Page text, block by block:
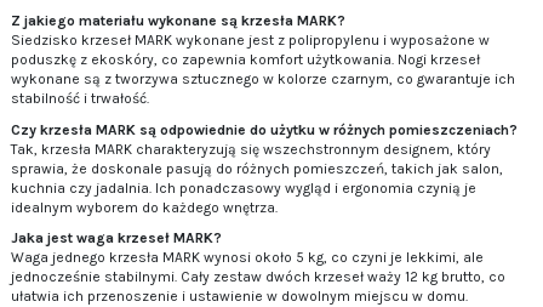
Z jakiego materiału wykonane są krzesła MARK?
Siedzisko krzeseł MARK wykonane jest z polipropylenu i wyposażone w
poduszkę z ekoskóry, co zapewnia komfort użytkowania. Nogi krzeseł
wykonane są z tworzywa sztucznego w kolorze czarnym, co gwarantuje ich
stabilność i trwałość.
Czy krzesła MARK są odpowiednie do użytku w różnych pomieszczeniach?
Tak, krzesła MARK charakteryzują się wszechstronnym designem, który
sprawia, że doskonale pasują do różnych pomieszczeń, takich jak salon,
kuchnia czy jadalnia. Ich ponadczasowy wygląd i ergonomia czynią je
idealnym wyborem do każdego wnętrza.
Jaka jest waga krzeseł MARK?
Waga jednego krzesła MARK wynosi około 5 kg, co czyni je lekkimi, ale
jednocześnie stabilnymi. Cały zestaw dwóch krzeseł waży 12 kg brutto, co
ułatwia ich przenoszenie i ustawienie w dowolnym miejscu w domu.